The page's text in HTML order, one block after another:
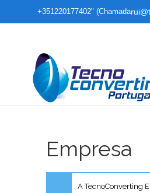
+351220177402" (Chamada
Empresa
A TecnoConverting